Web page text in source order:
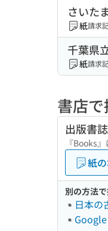
さいた
紙請求
千葉県
紙請求
書店
出版書
『Books
紙
別の方法
日本の